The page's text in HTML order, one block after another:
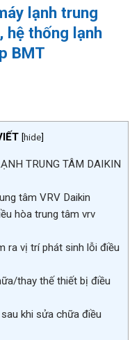
lạnh trung
hệ thống lạnh
BMT
[hide]
TRUNG TÂM DAIKIN
tâm VRV Daikin
hòa trung tâm vrv
ra vị trí phát sinh lỗi điều
thay thế thiết bị điều
khi sửa chữa điều